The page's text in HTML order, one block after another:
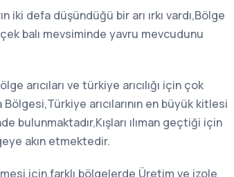
iki defa düşündüğü bir arı ırkı vardı,Bölge
balı mevsiminde yavru mevcudunu
arıcıları ve türkiye arıcılığı için çok
arıcılarının en büyük kitlesi
bulunmaktadır,Kışları ılıman geçtiği için
akın etmektedir.
için,farklı bölgelerde Üretim ve izole